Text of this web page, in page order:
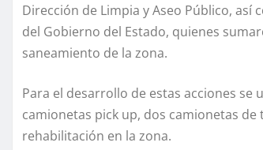
Dirección de Limpia y Aseo Público, así
del Gobierno del Estado, quienes
saneamiento de la zona.
Para el desarrollo de estas acciones
camionetas pick up, dos camionetas
rehabilitación en la zona.